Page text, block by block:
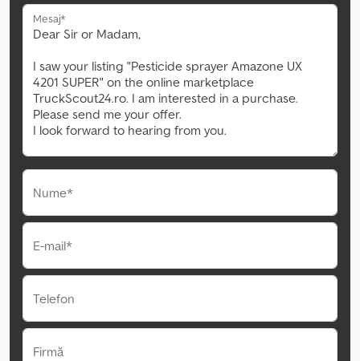
Mesaj*
Nume*
E-mail*
Telefon
Firmă